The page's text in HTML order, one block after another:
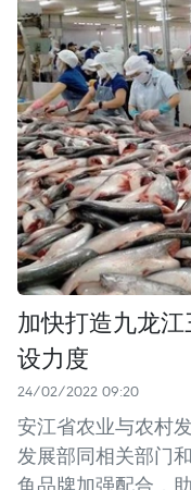
加快打造九龙
设力度
24/02/2022 09:20
安江省农业与农村
发展部同相关部门